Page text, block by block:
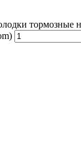
тормозные